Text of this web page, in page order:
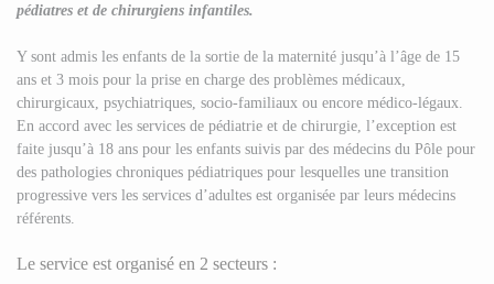
pédiatres et de chirurgiens infantiles.
Y sont admis les enfants de la sortie de la maternité jusqu’à l’âge de 15
ans et 3 mois pour la prise en charge des problèmes médicaux,
chirurgicaux, psychiatriques, socio-familiaux ou encore médico-légaux.
En accord avec les services de pédiatrie et de chirurgie, l’exception est
faite jusqu’à 18 ans pour les enfants suivis par des médecins du Pôle pour
des pathologies chroniques pédiatriques pour lesquelles une transition
progressive vers les services d’adultes est organisée par leurs médecins
référents.
Le service est organisé en 2 secteurs :